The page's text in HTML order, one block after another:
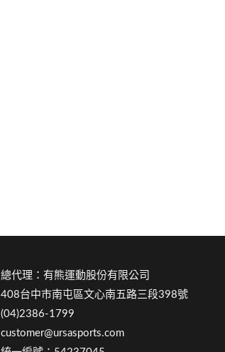
總代理：有熊運動股份有限公司
408台中市南屯區文心南五路三段398號
(04)2386-1799
customer@ursasports.com